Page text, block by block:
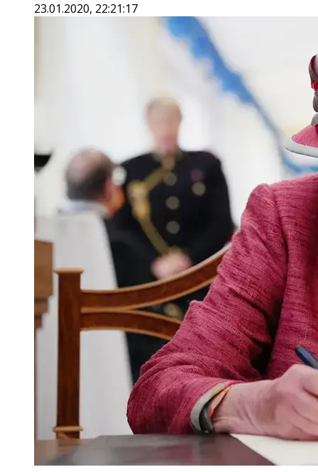
23.01.2020, 22:21:17